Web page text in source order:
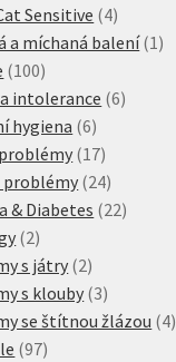
produkt
Sensitive 44
produkty
a míchaná balení 1 1
100100
produktů
intolerance 66
hygiena 66
produktů
1717
produktů
problémy 2424
produktů
& Diabetes 2222
22
produkty
s játry 22
produkty
s klouby 33
produkty
se štítnou žlázou 44
9797